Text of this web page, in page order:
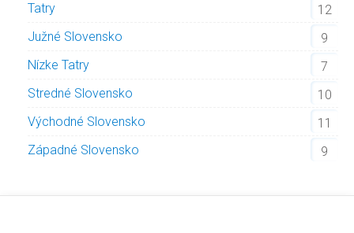
Tatry
12
Južné Slovensko
9
Nízke Tatry
7
Stredné Slovensko
10
Východné Slovensko
11
Západné Slovensko
9